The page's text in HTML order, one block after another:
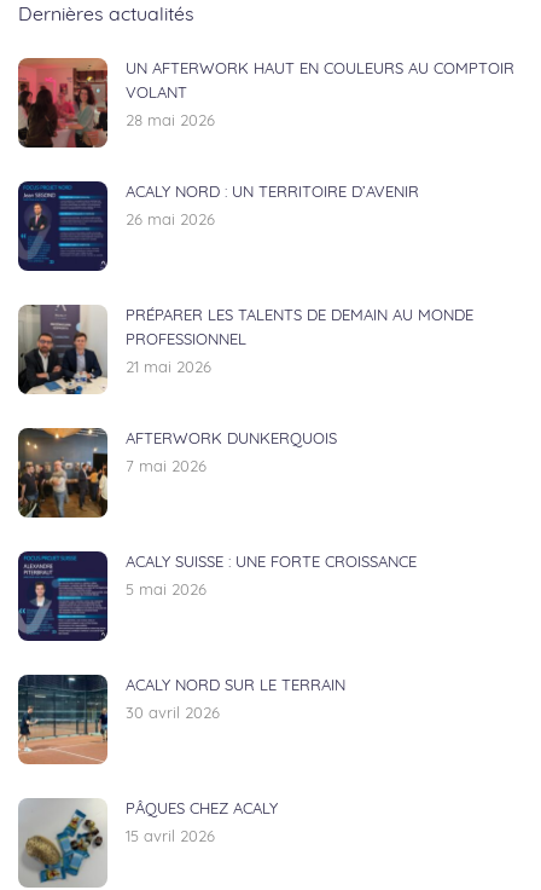
Dernières actualités
UN AFTERWORK HAUT EN COULEURS AU COMPTOIR
VOLANT
28 mai 2026
ACALY NORD : UN TERRITOIRE D’AVENIR
26 mai 2026
PRÉPARER LES TALENTS DE DEMAIN AU MONDE
PROFESSIONNEL
21 mai 2026
AFTERWORK DUNKERQUOIS
7 mai 2026
ACALY SUISSE : UNE FORTE CROISSANCE
5 mai 2026
ACALY NORD SUR LE TERRAIN
30 avril 2026
PÂQUES CHEZ ACALY
15 avril 2026